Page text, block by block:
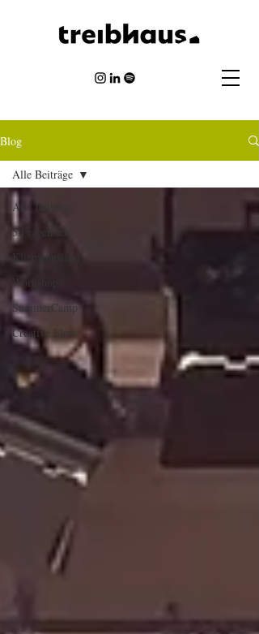
Blog
Alle Beiträge
5 Fragen an
Kliemannsland
Workshops
SummerCamp
Creative Flow
Alle Beiträge